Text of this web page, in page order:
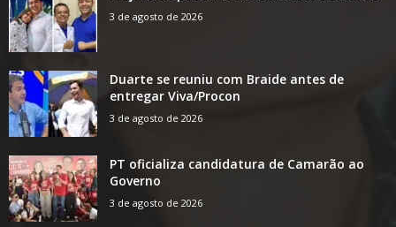
3 de agosto de 2026
Duarte se reuniu com Braide antes de
entregar Viva/Procon
3 de agosto de 2026
PT oficializa candidatura de Camarão ao
Governo
3 de agosto de 2026